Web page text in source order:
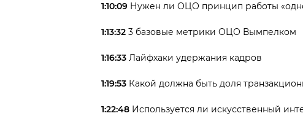
1:10:09Нужен ли ОЦО принцип работы
1:13:323 базовые метрики ОЦО Вымпелком
1:16:33Лайфхаки удержания кадров
1:19:53Какой должна быть доля
1:22:48Используется ли искусственный